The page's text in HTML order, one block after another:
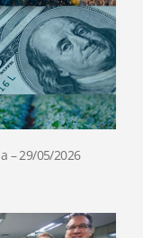
– 29/05/2026